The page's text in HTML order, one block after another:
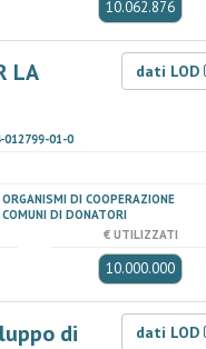
10.062.876
LA
dati LOD
012799-01-0
DI COOPERAZIONE
DI DONATORI
€ UTILIZZATI
10.000.000
di
dati LOD